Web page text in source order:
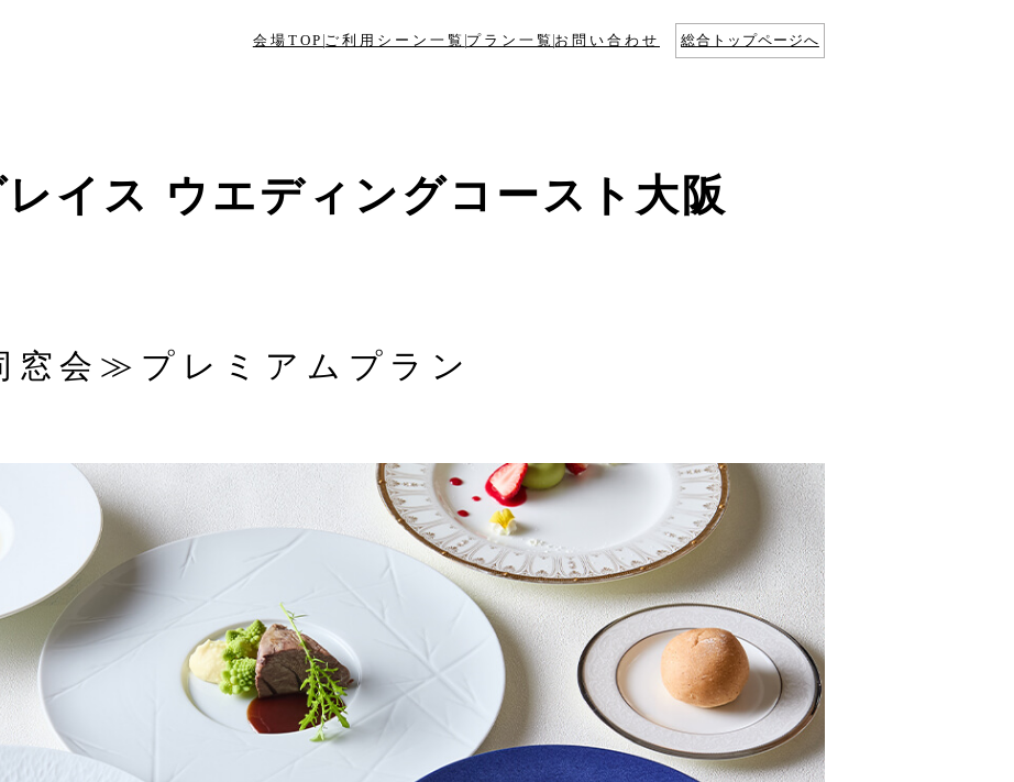
会場TOP ご利用シーン一覧 プラン一覧 お問い合わせ 総合トップページへ
イス ウエディングコースト大阪
会≫プレミアムプラン